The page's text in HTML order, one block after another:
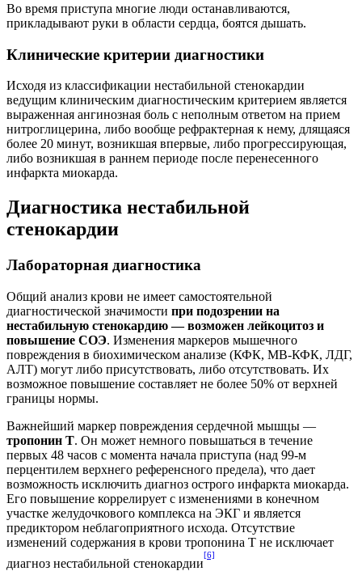
Во время приступа многие люди останавливаются,
прикладывают руки в области сердца, боятся дышать.
Клинические критерии диагностики
Исходя из классификации нестабильной стенокардии
ведущим клиническим диагностическим критерием является
выраженная ангинозная боль с неполным ответом на прием
нитроглицерина, либо вообще рефрактерная к нему, длящаяся
более 20 минут, возникшая впервые, либо прогрессирующая,
либо возникшая в раннем периоде после перенесенного
инфаркта миокарда.
Диагностика нестабильной
стенокардии
Лабораторная диагностика
Общий анализ крови не имеет самостоятельной
диагностической значимости при подозрении на
нестабильную стенокардию — возможен лейкоцитоз и
повышение СОЭ. Изменения маркеров мышечного
повреждения в биохимическом анализе (КФК, МВ-КФК, ЛДГ,
АЛТ) могут либо присутствовать, либо отсутствовать. Их
возможное повышение составляет не более 50% от верхней
границы нормы.
Важнейший маркер повреждения сердечной мышцы —
тропонин Т. Он может немного повышаться в течение
первых 48 часов с момента начала приступа (над 99-м
перцентилем верхнего референсного предела), что дает
возможность исключить диагноз острого инфаркта миокарда.
Его повышение коррелирует с изменениями в конечном
участке желудочкового комплекса на ЭКГ и является
предиктором неблагоприятного исхода. Отсутствие
изменений содержания в крови тропонина Т не исключает
диагноз нестабильной стенокардии
[6]